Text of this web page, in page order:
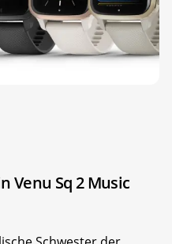
Venu Sq 2 Music